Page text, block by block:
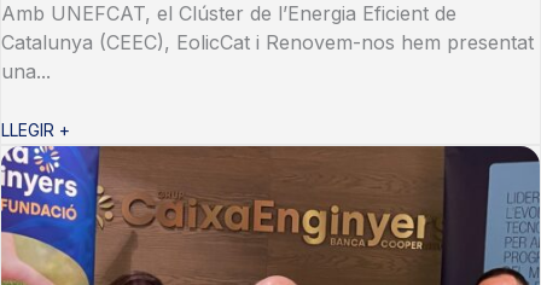
Amb UNEFCAT, el Clúster de l’Energia Eficient de
Catalunya (CEEC), EolicCat i Renovem-nos hem presentat
una...
LLEGIR +